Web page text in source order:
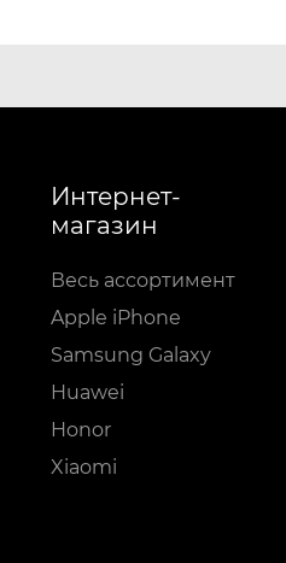
Интернет-
магазин
Весь ассортимент
Apple iPhone
Samsung Galaxy
Huawei
Honor
Xiaomi